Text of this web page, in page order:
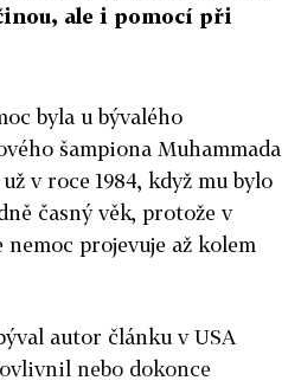
ale i pomocí při
byla u bývalého
šampiona Muhammada
v roce 1984, když mu bylo
časný věk, protože v
projevuje až kolem
autor článku v USA
nebo dokonce